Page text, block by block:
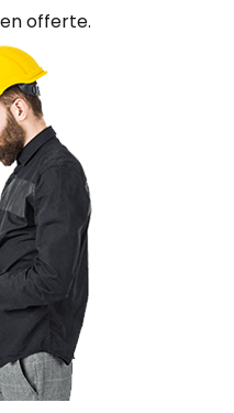
offerte.